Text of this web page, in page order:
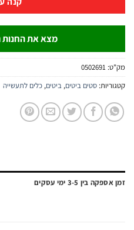
מצא את החנות
0502691
סטים ביטים,ביטים,כלים לתעשייה
בין 3-5 ימי עסקים